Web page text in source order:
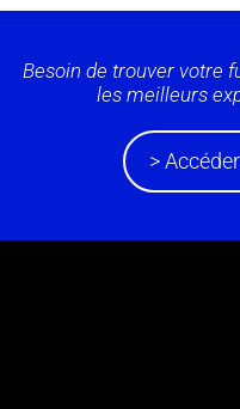
Besoin de trouver votre
les meilleurs
>